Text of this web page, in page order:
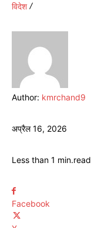
विदेश
Author: kmrchand9
अप्रैल 16, 2026
Less than 1 min.read
Facebook